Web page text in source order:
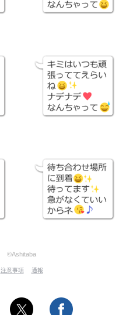
©Ashitaba
注意事項 通報